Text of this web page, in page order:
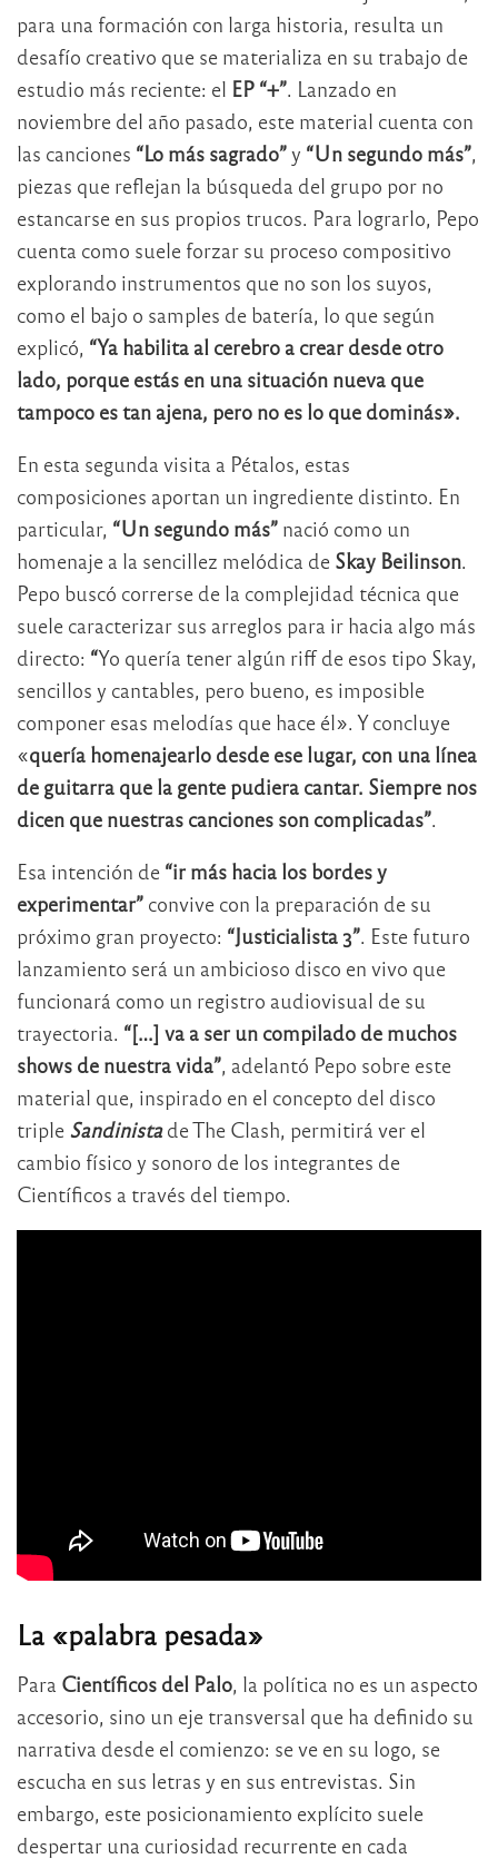
para una formación con larga historia, resulta un
desafío creativo que se materializa en su trabajo de
estudio más reciente: el EP “+”. Lanzado en
noviembre del año pasado, este material cuenta con
las canciones “Lo más sagrado”y “Un segundo más”,
piezas que reflejan la búsqueda del grupo por no
estancarse en sus propios trucos. Para lograrlo, Pepo
cuenta como suele forzar su proceso compositivo
explorando instrumentos que no son los suyos,
como el bajo o samples de batería, lo que según
explicó, “Ya habilita al cerebro a crear desde otro
lado, porque estás en una situación nueva que
tampoco es tan ajena, pero no es lo que dominás».
En esta segunda visita a Pétalos, estas
composiciones aportan un ingrediente distinto. En
particular, “Un segundo más” nació como un
homenaje a la sencillez melódica de Skay Beilinson.
Pepo buscó correrse de la complejidad técnica que
suele caracterizar sus arreglos para ir hacia algo más
directo: “Yo quería tener algún riff de esos tipo Skay,
sencillos y cantables, pero bueno, es imposible
componer esas melodías que hace él». Y concluye
«quería homenajearlo desde ese lugar, con una línea
de guitarra que la gente pudiera cantar. Siempre nos
dicen que nuestras canciones son complicadas”.
Esa intención de “ir más hacia los bordes y
experimentar” convive con la preparación de su
próximo gran proyecto: “Justicialista 3”. Este futuro
lanzamiento será un ambicioso disco en vivo que
funcionará como un registro audiovisual de su
trayectoria. “[…] va a ser un compilado de muchos
shows de nuestra vida”, adelantó Pepo sobre este
material que, inspirado en el concepto del disco
triple Sandinista de The Clash, permitirá ver el
cambio físico y sonoro de los integrantes de
Científicos a través del tiempo.
La «palabra pesada»
Para Científicos del Palo , la política no es un aspecto
accesorio, sino un eje transversal que ha definido su
narrativa desde el comienzo: se ve en su logo, se
escucha en sus letras y en sus entrevistas. Sin
embargo, este posicionamiento explícito suele
despertar una curiosidad recurrente en cada